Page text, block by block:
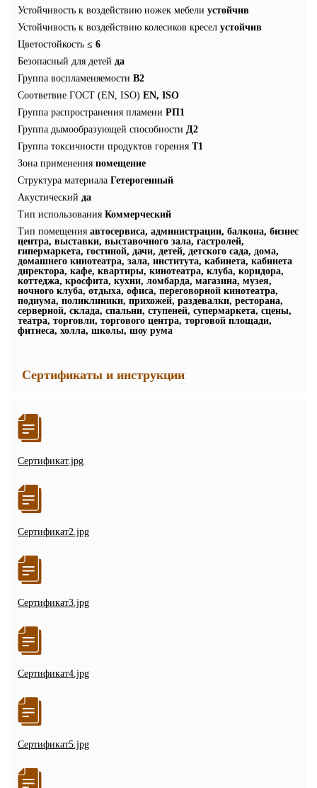
Устойчивость к воздействию ножек мебели устойчив
Устойчивость к воздействию колесиков кресел устойчив
Цветостойкость ≤ 6
Безопасный для детей да
Группа воспламеняемости В2
Соответвие ГОСТ (EN, ISO) EN, ISO
Группа распространения пламени РП1
Группа дымообразующей способности Д2
Группа токсичности продуктов горения Т1
Зона применения помещение
Структура материала Гетерогенный
Акустический да
Тип использования Коммерческий
Тип помещения автосервиса, администрации, балкона, бизнес
центра, выставки, выставочного зала, гастролей,
гипермаркета, гостиной, дачи, детей, детского сада, дома,
домашнего кинотеатра, зала, института, кабинета, кабинета
директора, кафе, квартиры, кинотеатра, клуба, коридора,
коттеджа, кросфита, кухни, ломбарда, магазина, музея,
ночного клуба, отдыха, офиса, переговорной кинотеатра,
подиума, поликлиники, прихожей, раздевалки, ресторана,
серверной, склада, спальни, ступеней, супермаркета, сцены,
театра, торговли, торгового центра, торговой площади,
фитнеса, холла, школы, шоу рума
Сертификаты и инструкции
Сертификат.jpg
Сертификат2.jpg
Сертификат3.jpg
Сертификат4.jpg
Сертификат5.jpg